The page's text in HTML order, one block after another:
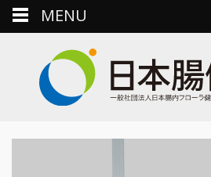
MENU